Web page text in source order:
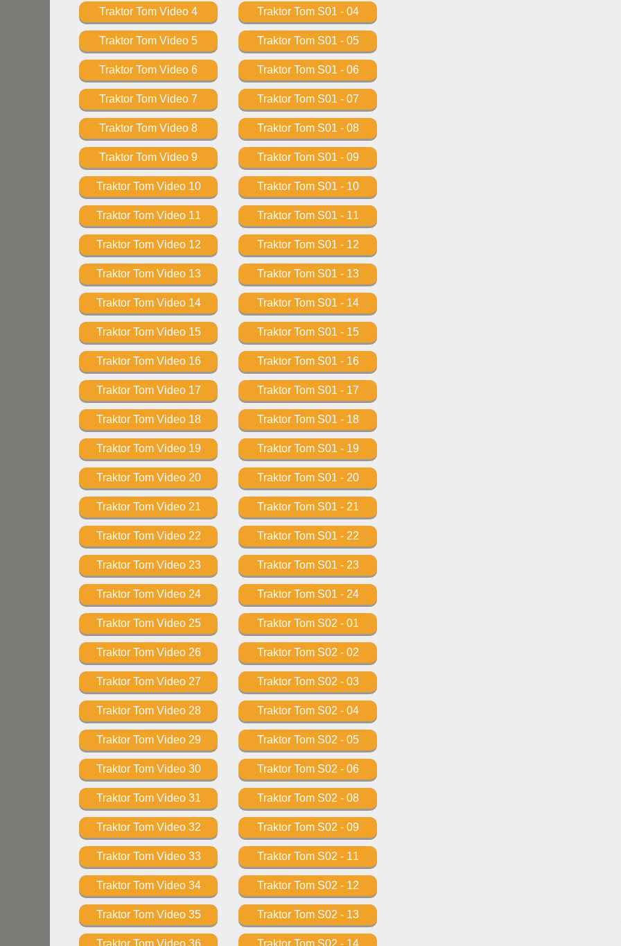
Traktor Tom Video 4
Traktor Tom Video 5
Traktor Tom Video 6
Traktor Tom Video 7
Traktor Tom Video 8
Traktor Tom Video 9
Traktor Tom Video 10
Traktor Tom Video 11
Traktor Tom Video 12
Traktor Tom Video 13
Traktor Tom Video 14
Traktor Tom Video 15
Traktor Tom Video 16
Traktor Tom Video 17
Traktor Tom Video 18
Traktor Tom Video 19
Traktor Tom Video 20
Traktor Tom Video 21
Traktor Tom Video 22
Traktor Tom Video 23
Traktor Tom Video 24
Traktor Tom Video 25
Traktor Tom Video 26
Traktor Tom Video 27
Traktor Tom Video 28
Traktor Tom Video 29
Traktor Tom Video 30
Traktor Tom Video 31
Traktor Tom Video 32
Traktor Tom Video 33
Traktor Tom Video 34
Traktor Tom Video 35
Traktor Tom Video 36
Traktor Tom S01 - 04
Traktor Tom S01 - 05
Traktor Tom S01 - 06
Traktor Tom S01 - 07
Traktor Tom S01 - 08
Traktor Tom S01 - 09
Traktor Tom S01 - 10
Traktor Tom S01 - 11
Traktor Tom S01 - 12
Traktor Tom S01 - 13
Traktor Tom S01 - 14
Traktor Tom S01 - 15
Traktor Tom S01 - 16
Traktor Tom S01 - 17
Traktor Tom S01 - 18
Traktor Tom S01 - 19
Traktor Tom S01 - 20
Traktor Tom S01 - 21
Traktor Tom S01 - 22
Traktor Tom S01 - 23
Traktor Tom S01 - 24
Traktor Tom S02 - 01
Traktor Tom S02 - 02
Traktor Tom S02 - 03
Traktor Tom S02 - 04
Traktor Tom S02 - 05
Traktor Tom S02 - 06
Traktor Tom S02 - 08
Traktor Tom S02 - 09
Traktor Tom S02 - 11
Traktor Tom S02 - 12
Traktor Tom S02 - 13
Traktor Tom S02 - 14